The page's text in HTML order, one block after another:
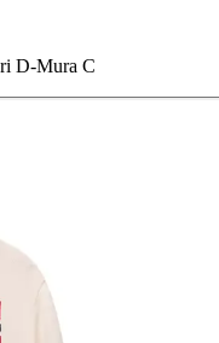
D-Mura C